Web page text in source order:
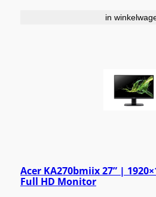
in
Acer KA270bmiix 27” |
Full HD Monitor